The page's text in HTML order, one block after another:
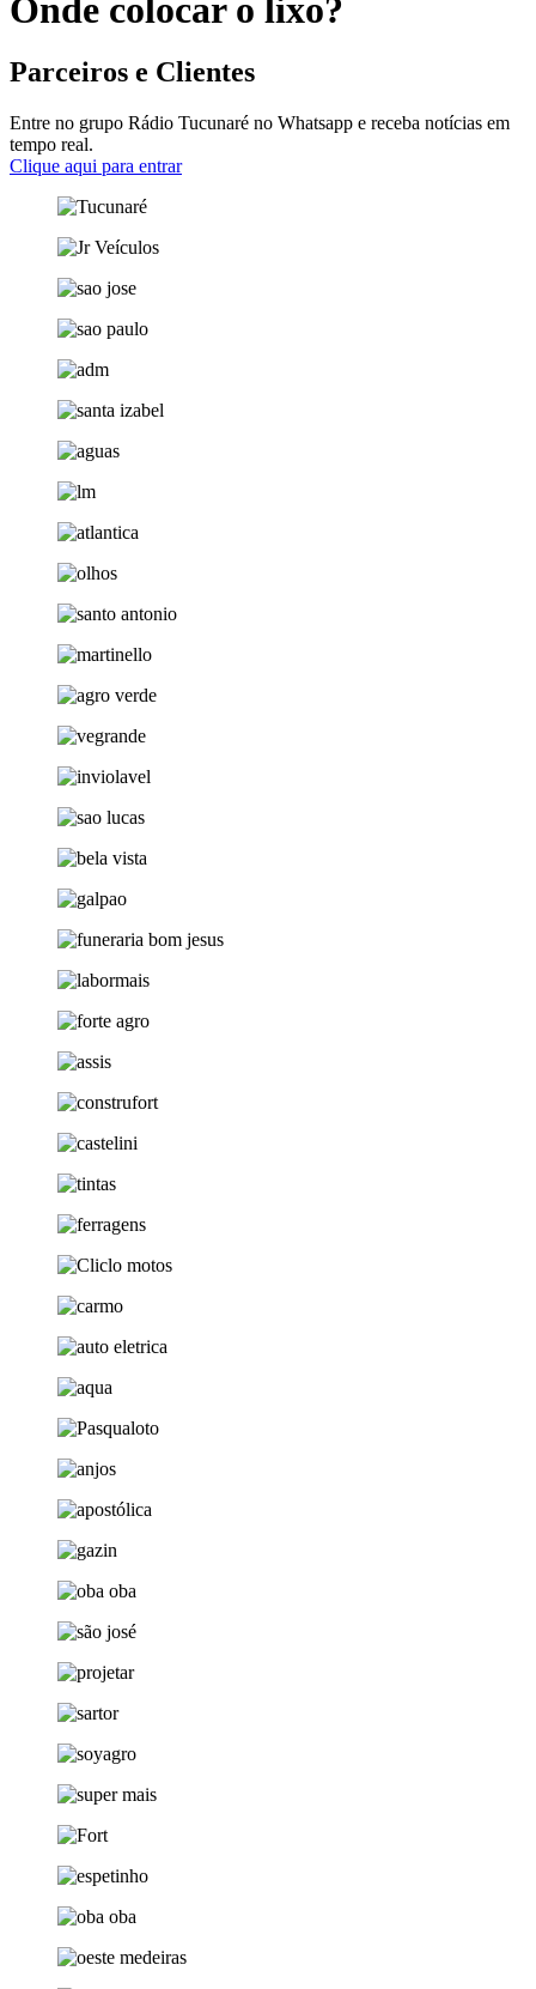
Onde colocar o lixo?
Parceiros e Clientes
Entre no grupo Rádio Tucunaré no Whatsapp e receba notícias em
tempo real.
Clique aqui para entrar